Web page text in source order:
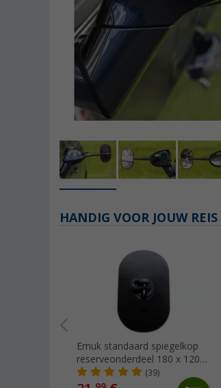
HANDIG VOOR JOUW REIS
Emuk standaard spiegelkop
reserveonderdeel 180 x 120
mm
(39)